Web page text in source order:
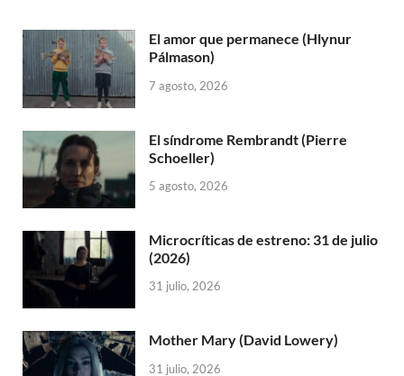
El amor que permanece (Hlynur
Pálmason)
7 agosto, 2026
El síndrome Rembrandt (Pierre
Schoeller)
5 agosto, 2026
Microcríticas de estreno: 31 de julio
(2026)
31 julio, 2026
Mother Mary (David Lowery)
31 julio, 2026